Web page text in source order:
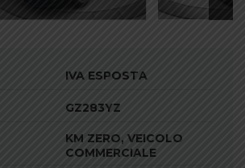
IVA ESPOSTA
GZ283YZ
KM ZERO, VEICOLO
COMMERCIALE